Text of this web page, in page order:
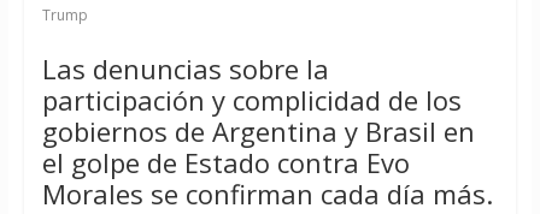
Trump
Las denuncias sobre la
participación y complicidad de los
gobiernos de Argentina y Brasil en
el golpe de Estado contra Evo
Morales se confirman cada día más.